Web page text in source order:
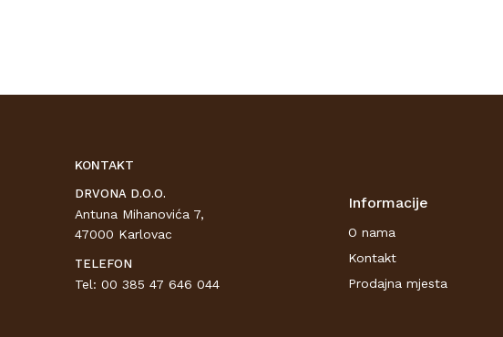
KONTAKT
DRVONA D.O.O.
Antuna Mihanovića 7,
47000 Karlovac
TELEFON
Tel: 00 385 47 646 044
Informacije
O nama
Kontakt
Prodajna mjesta